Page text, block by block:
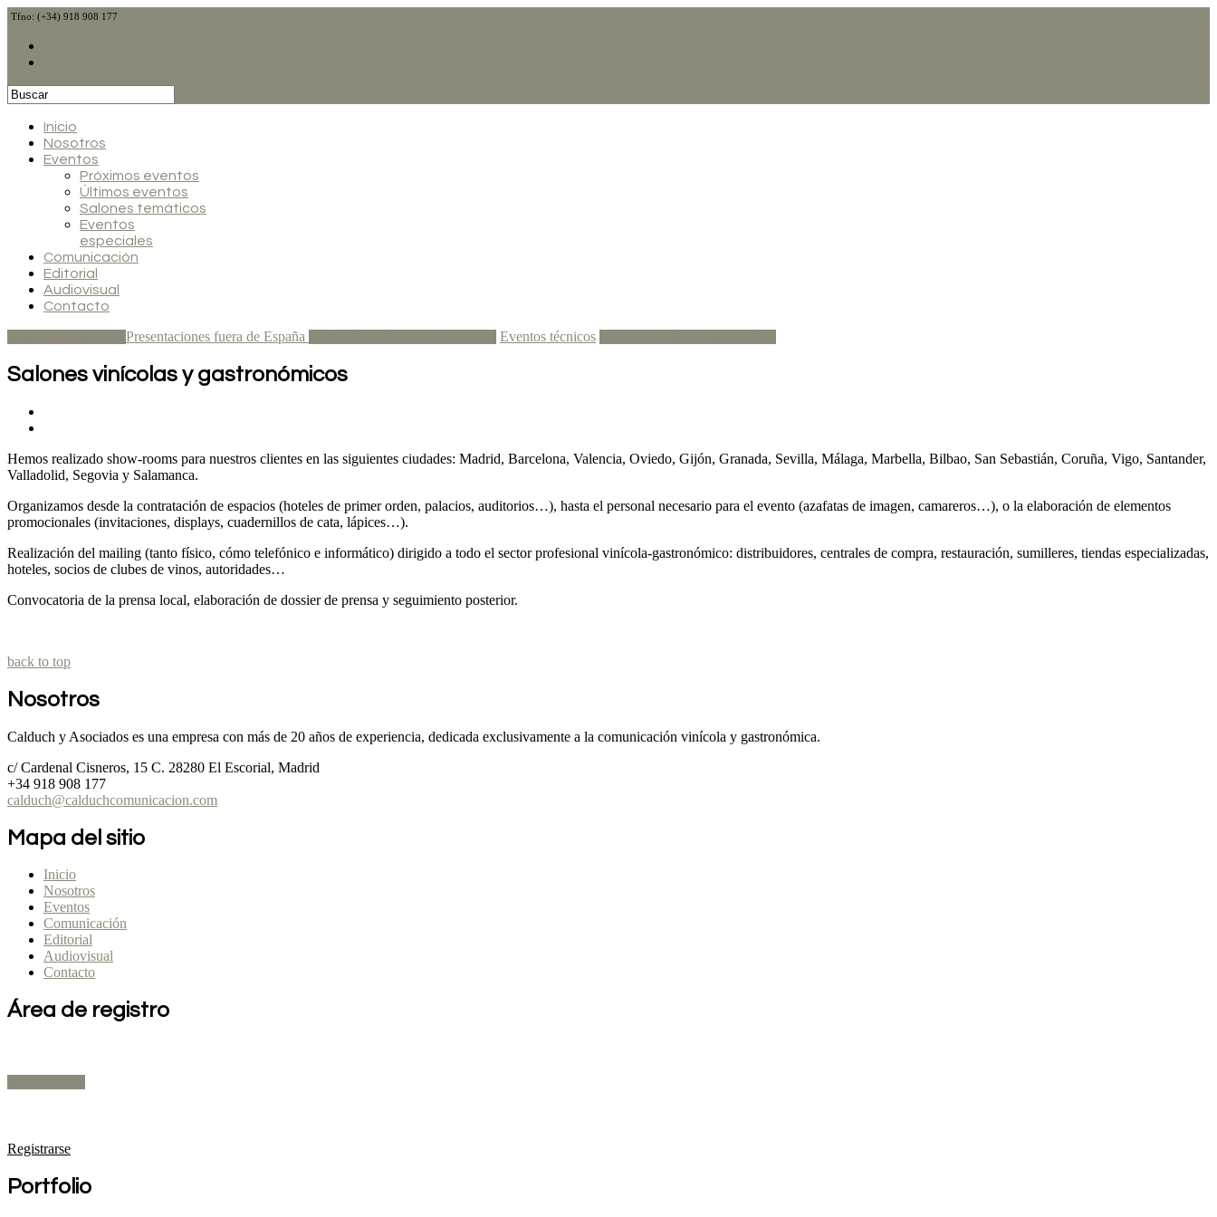
Tfno: (+34) 918 908 177
Inicio
Nosotros
Eventos
Próximos eventos
Últimos eventos
Salones temáticos
Eventos
especiales
Comunicación
Editorial
Audiovisual
Contacto
Presentaciones fuera de España Eventos técnicos
Salones vinícolas y gastronómicos
Hemos realizado show-rooms para nuestros clientes en las siguientes ciudades: Madrid, Barcelona, Valencia, Oviedo, Gijón, Granada, Sevilla, Málaga, Marbella, Bilbao, San Sebastián, Coruña, Vigo, Santander,
Valladolid, Segovia y Salamanca.
Organizamos desde la contratación de espacios (hoteles de primer orden, palacios, auditorios…), hasta el personal necesario para el evento (azafatas de imagen, camareros…), o la elaboración de elementos
promocionales (invitaciones, displays, cuadernillos de cata, lápices…).
Realización del mailing (tanto físico, cómo telefónico e informático) dirigido a todo el sector profesional vinícola-gastronómico: distribuidores, centrales de compra, restauración, sumilleres, tiendas especializadas,
hoteles, socios de clubes de vinos, autoridades…
Convocatoria de la prensa local, elaboración de dossier de prensa y seguimiento posterior.
back to top
Nosotros
Calduch y Asociados es una empresa con más de 20 años de experiencia, dedicada exclusivamente a la comunicación vinícola y gastronómica.
c/ Cardenal Cisneros, 15 C. 28280 El Escorial, Madrid
+34 918 908 177
calduch@calduchcomunicacion.com
Mapa del sitio
Inicio
Nosotros
Eventos
Comunicación
Editorial
Audiovisual
Contacto
Área de registro
Registrarse
Portfolio